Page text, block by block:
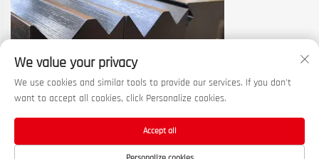
Urheberrecht © 2026 China Shanghai Machine Tool Works Ltd. Alle
We value your privacy
We use cookies and similar tools to provide our services. If you don't
want to accept all cookies, click Personalize cookies.
Accept all